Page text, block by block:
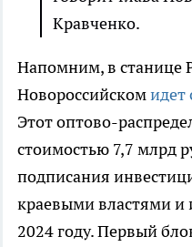
Кравченко.
Напомним, в станице
Новороссийскомидет
Этот оптово-
стоимостью 7,7 млрд
подписания
краевыми властями
2024 году. Первый